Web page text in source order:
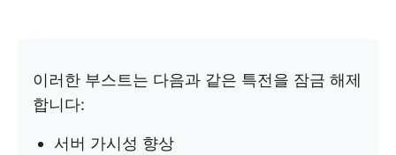
이러한 부스트는 다음과 같은 특전을 잠금 해제
합니다:
서버 가시성 향상